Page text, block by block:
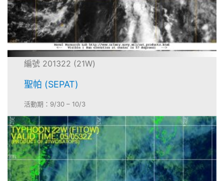
編號 201322 (21W)
聖帕 (SEPAT)
活動期：9/30 – 10/3